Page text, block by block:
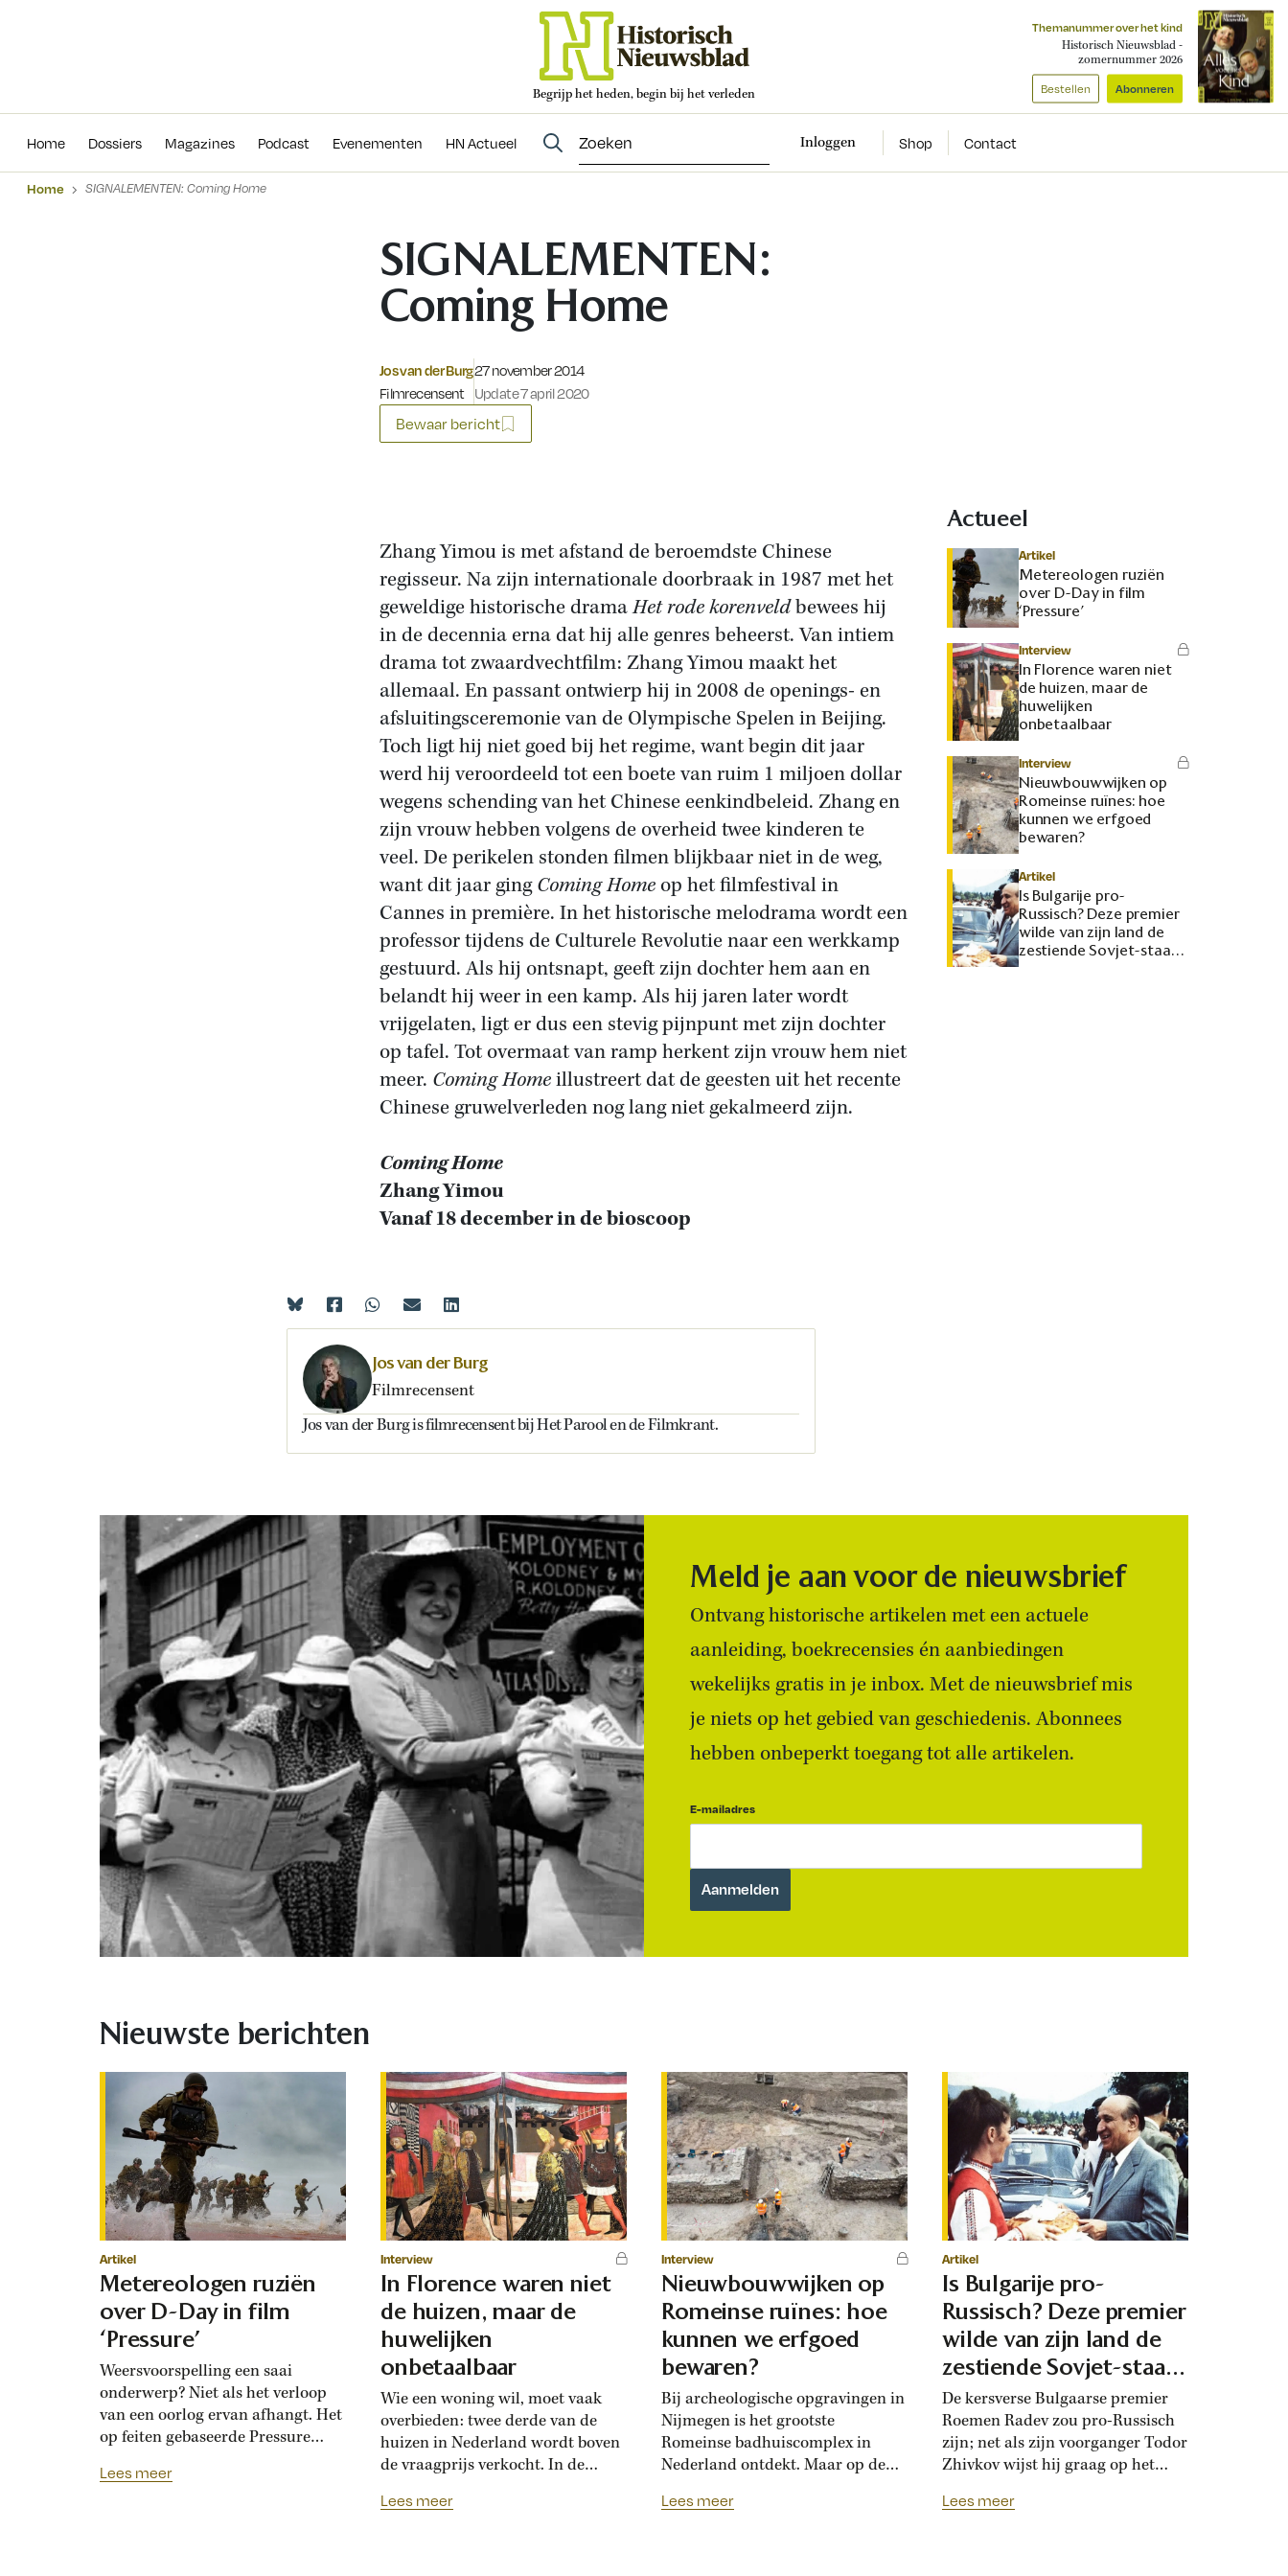
Begrijp het heden, begin bij het verleden
Themanummer over het kind
Historisch Nieuwsblad -
zomernummer 2026
Bestellen Abonneren
Home Dossiers Magazines Podcast Evenementen HN Actueel Inloggen Shop Contact
Evenementen
Home SIGNALEMENTEN: Coming Home
SIGNALEMENTEN:
Coming Home
Jos van der Burg
Filmrecensent
Gepubliceerd op:
27 november 2014
Update 7 april 2020
Bewaar bericht
Zhang Yimou is met afstand de beroemdste Chinese
regisseur. Na zijn internationale doorbraak in 1987 met het
geweldige historische dramaHet rode korenveldbewees hij
in de decennia erna dat hij alle genres beheerst. Van intiem
drama tot zwaardvechtfilm: Zhang Yimou maakt het
allemaal. En passant ontwierp hij in 2008 de openings- en
afsluitingsceremonie van de Olympische Spelen in Beijing.
Toch ligt hij niet goed bij het regime, want begin dit jaar
werd hij veroordeeld tot een boete van ruim 1 miljoen dollar
wegens schending van het Chinese eenkindbeleid. Zhang en
zijn vrouw hebben volgens de overheid twee kinderen te
veel. De perikelen stonden filmen blijkbaar niet in de weg,
want dit jaar gingComing Homeop het filmfestival in
Cannes in première. In het historische melodrama wordt een
professor tijdens de Culturele Revolutie naar een werkkamp
gestuurd. Als hij ontsnapt, geeft zijn dochter hem aan en
belandt hij weer in een kamp. Als hij jaren later wordt
vrijgelaten, ligt er dus een stevig pijnpunt met zijn dochter
op tafel. Tot overmaat van ramp herkent zijn vrouw hem niet
meer. Coming Homeillustreert dat de geesten uit het recente
Chinese gruwelverleden nog lang niet gekalmeerd zijn.
Coming Home
Zhang Yimou
Vanaf 18 december in de bioscoop
Actueel
Artikel
Metereologen ruziën
over D-Day in film
‘Pressure’
Interview
In Florence waren niet
de huizen, maar de
huwelijken
onbetaalbaar
Interview
Nieuwbouwwijken op
Romeinse ruïnes: hoe
kunnen we erfgoed
bewaren?
Artikel
Is Bulgarije pro-
Russisch? Deze premier
wilde van zijn land de
zestiende Sovjet-staat
maken
Jos van der Burg
Filmrecensent
Jos van der Burg is filmrecensent bij Het Parool en de Filmkrant.
Meld je aan voor de nieuwsbrief
Ontvang historische artikelen met een actuele
aanleiding, boekrecensies én aanbiedingen
wekelijks gratis in je inbox. Met de nieuwsbrief mis
je niets op het gebied van geschiedenis. Abonnees
hebben onbeperkt toegang tot alle artikelen.
E-mailadres
Nieuwste berichten
Artikel
Metereologen ruziën
over D-Day in film
‘Pressure’
Weersvoorspelling een saai
onderwerp? Niet als het verloop
van een oorlog ervan afhangt. Het
op feiten gebaseerde Pressure
tussen geallieerde meteorologen
Lees meer
Interview
In Florence waren niet
de huizen, maar de
huwelijken
onbetaalbaar
Wie een woning wil, moet vaak
overbieden: twee derde van de
huizen in Nederland wordt boven
de vraagprijs verkocht. In de
ook last van overbiedingsgekte:
Lees meer
Interview
Nieuwbouwwijken op
Romeinse ruïnes: hoe
kunnen we erfgoed
bewaren?
Bij archeologische opgravingen in
Nijmegen is het grootste
Romeinse badhuiscomplex in
Nederland ontdekt. Maar op de
binnenkort een nieuwe woonwijk
Lees meer
Artikel
Is Bulgarije pro-
Russisch? Deze premier
wilde van zijn land de
zestiende Sovjet-staat
maken
De kersverse Bulgaarse premier
Roemen Radev zou pro-Russisch
zijn; net als zijn voorganger Todor
Zhivkov wijst hij graag op het
1878. Die vroegere premier was zo
Lees meer